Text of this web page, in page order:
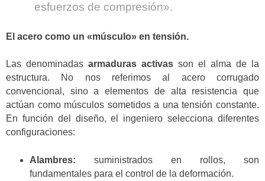
esfuerzos de compresión».
El acero como un «músculo» en tensión.
Las denominadas armaduras activas son el alma de la
estructura. No nos referimos al acero corrugado
convencional, sino a elementos de alta resistencia que
actúan como músculos sometidos a una tensión constante.
En función del diseño, el ingeniero selecciona diferentes
configuraciones:
Alambres: suministrados en rollos, son
fundamentales para el control de la deformación.